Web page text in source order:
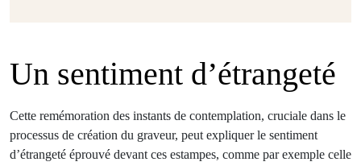
Un sentiment d’étrangeté
Cette remémoration des instants de contemplation, cruciale dans le
processus de création du graveur, peut expliquer le sentiment
d’étrangeté éprouvé devant ces estampes, comme par exemple celle